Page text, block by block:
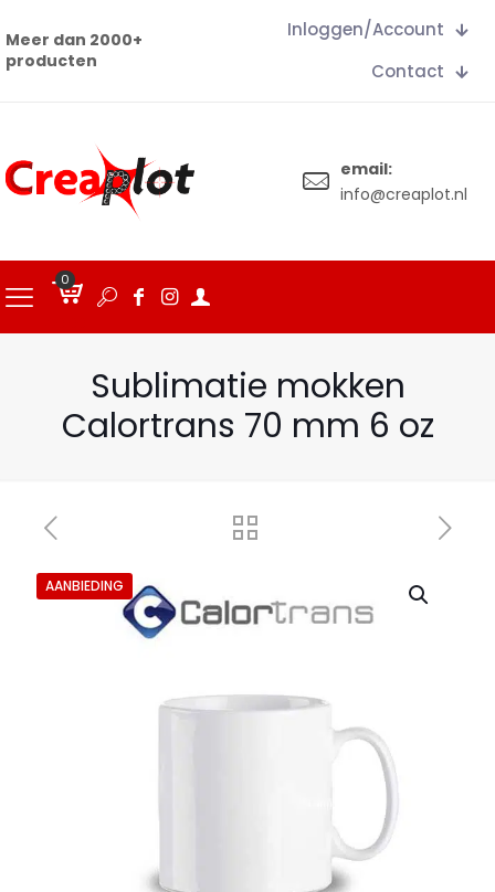
Meer dan 2000+
producten
Inloggen/Account
Contact
email:
info@creaplot.nl
0
Sublimatie mokken
Calortrans 70 mm 6 oz
AANBIEDING